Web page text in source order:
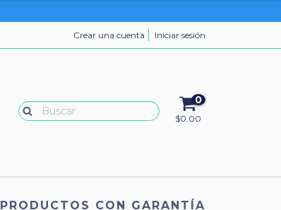
Crear una cuenta Iniciar sesión
0
$0.00
PRODUCTOS CON GARANTÍA